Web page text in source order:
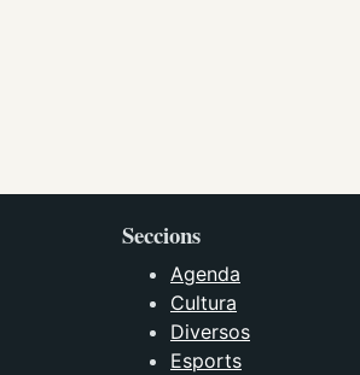
Seccions
Agenda
Cultura
Diversos
Esports